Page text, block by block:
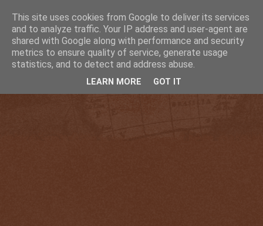
This site uses cookies from Google to deliver its services
and to analyze traffic. Your IP address and user-agent are
shared with Google along with performance and security
metrics to ensure quality of service, generate usage
statistics, and to detect and address abuse.
LEARN MORE GOT IT